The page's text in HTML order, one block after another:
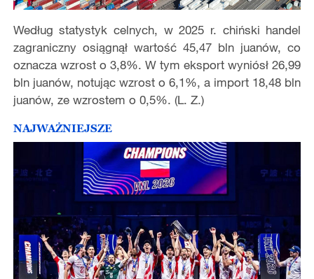
Według statystyk celnych, w 2025 r. chiński handel
zagraniczny osiągnął wartość 45,47 bln juanów, co
oznacza wzrost o 3,8%. W tym eksport wyniósł 26,99
bln juanów, notując wzrost o 6,1%, a import 18,48 bln
juanów, ze wzrostem o 0,5%. (L. Z.)
NAJWAŻNIEJSZE